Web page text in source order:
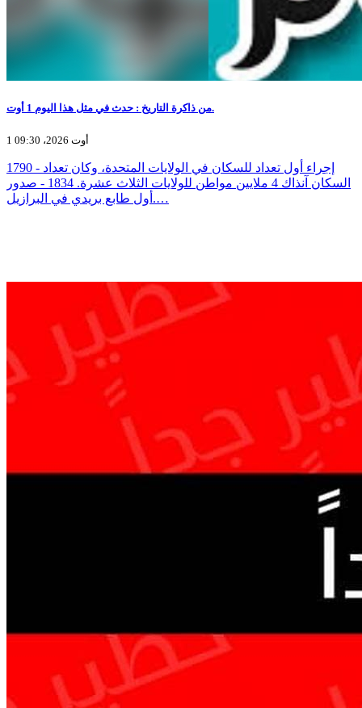
من ذاكرة التاريخ : حدث في مثل هذا اليوم 1 أوت.
1 أوت 2026، 09:30
1790 - إجراء أول تعداد للسكان في الولايات المتحدة، وكان تعداد
السكان آنذاك 4 ملايين مواطن للولايات الثلاث عشرة. 1834 - صدور
أول طابع بريدي في البرازيل.…